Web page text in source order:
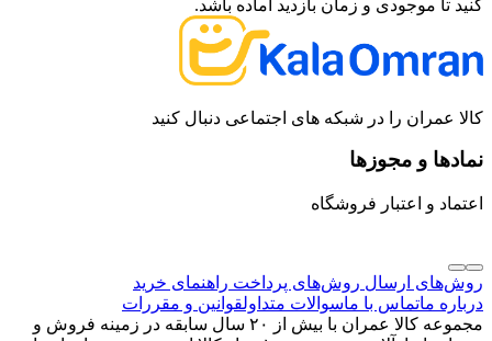
کنید تا موجودی و زمان بازدید آماده باشد.
کالا عمران را در شبکه های اجتماعی دنبال کنید
نمادها و مجوزها
اعتماد و اعتبار فروشگاه
روش‌های ارسال روش‌های پرداخت راهنمای خرید
درباره ماتماس با ماسوالات متداولقوانین و مقررات
مجموعه کالا عمران با بیش از ۲۰ سال سابقه در زمینه فروش و